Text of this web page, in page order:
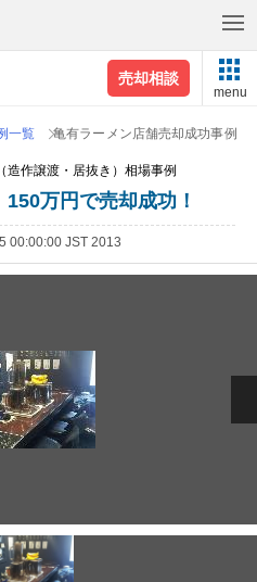
売却相談
menu
一覧 亀有ラーメン店舗売却成功事例
作譲渡・居抜き）相場事例
万円で売却成功！
00:00:00 JST 2013